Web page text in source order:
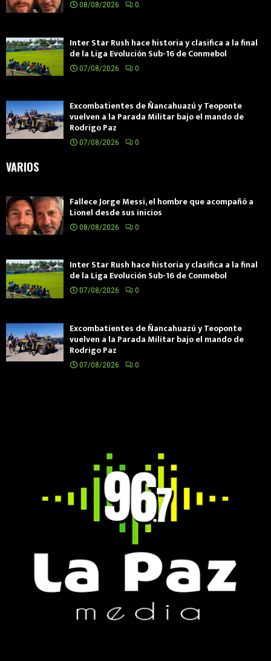
08/08/2026 0
Inter Star Rush hace historia y clasifica a la final
de la Liga Evolución Sub-16 de Conmebol
07/08/2026 0
Excombatientes de Ñancahuazú y Teoponte
vuelven a la Parada Militar bajo el mando de
Rodrigo Paz
07/08/2026 0
VARIOS
Fallece Jorge Messi, el hombre que acompañó a
Lionel desde sus inicios
08/08/2026 0
Inter Star Rush hace historia y clasifica a la final
de la Liga Evolución Sub-16 de Conmebol
07/08/2026 0
Excombatientes de Ñancahuazú y Teoponte
vuelven a la Parada Militar bajo el mando de
Rodrigo Paz
07/08/2026 0